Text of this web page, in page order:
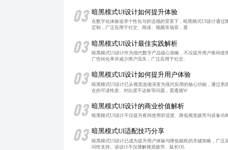
03 暗黑模式UI设计如何提升体验
在数字化体验追求个性化与舒适感的背景下，暗黑模式UI设计通
定制，广泛应用于社交、阅读、视频等场景，显
03 暗黑模式UI设计最佳实践解析
暗黑模式UI设计作为现代数字产品核心策略，不仅提升用户夜间
广告转化率并减少用户流失，广泛应用于社交、
03 暗黑模式UI设计如何提升用户体验
暗黑模式UI设计已从视觉选项演变为现代应用的核心功能，通过
在的可读性差、对比度不达标等问题，需遵循W
03 暗黑模式UI设计的商业价值解析
暗黑模式UI设计不仅提升夜间使用舒适度、降低视觉疲劳与设备
03 暗黑模式UI适配技巧分享
暗黑模式UI设计已成为提升用户体验与降低能耗的关键策略，广
问性支持。该设计不仅缓解视觉疲劳、延长OL